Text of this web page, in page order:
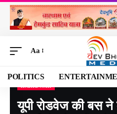
Aa
POLITICS
Devbhoomi Media>Blog>NATIONAL>
यूपी रोडवेज की बस ने